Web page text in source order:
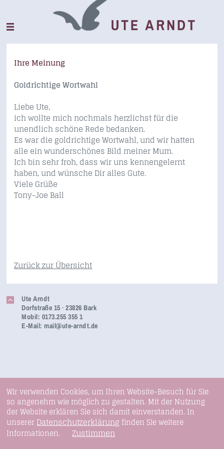
Ihre Meinung
Goldrichtige Wortwahl
Liebe Ute,
ich wollte mich nochmals herzlichst für die
unendlich schöne Rede bedanken.
Es war die goldrichtige Wortwahl, und wir hatten
alle ein wunderschönes Bild meiner Mum.
Ich bin sehr froh, dass wir uns kennengelernt
haben, und wünsche Dir alles Gute.
Viele Grüße
Tony-Joe Ball
Zurück zur Übersicht
Ute Arndt
Dorfstraße 15 · 23826 Bark
Mobil: 0173.255 355 1
E-Mail:mail@ute-arndt.de
Wir verwenden Cookies, um Ihren Website-Besuch für Sie
so angenehm wie möglich zu gestalten. Mit der Nutzung
der Website erklären Sie sich damit einverstanden. In
unsererDatenschutzerklärung finden Sie weitere
Informationen.Zustimmen